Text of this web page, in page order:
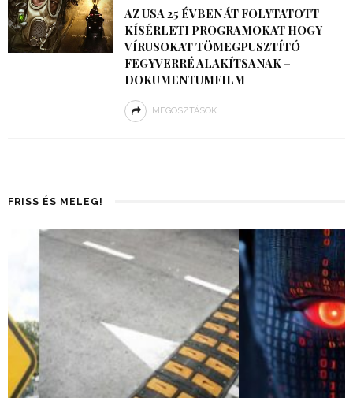
AZ USA 25 ÉVBEN ÁT FOLYTATOTT
KÍSÉRLETI PROGRAMOKAT HOGY
VÍRUSOKAT TÖMEGPUSZTÍTÓ
FEGYVERRÉ ALAKÍTSANAK –
DOKUMENTUMFILM
MEGOSZTÁSOK
FRISS ÉS MELEG!